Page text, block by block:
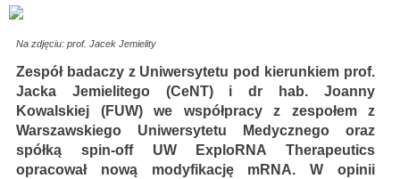
Na zdjęciu: prof. Jacek Jemielity
Zespół badaczy z Uniwersytetu pod kierunkiem prof.
Jacka Jemielitego (CeNT) i dr hab. Joanny
Kowalskiej (FUW) we współpracy z zespołem z
Warszawskiego Uniwersytetu Medycznego oraz
spółką spin-off UW ExploRNA Therapeutics
opracował nową modyfikację mRNA. W opinii